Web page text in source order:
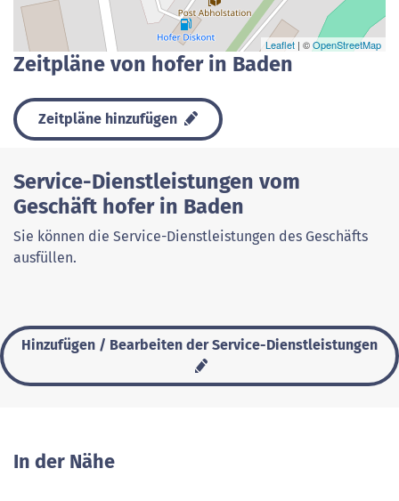
Leaflet | ©OpenStreetMap
Zeitpläne von hofer in Baden
Zeitpläne hinzufügen
Service-Dienstleistungen vom
Geschäft hofer in Baden
Sie können die Service-Dienstleistungen des Geschäfts
ausfüllen.
Hinzufügen / Bearbeiten der Service-Dienstleistungen
In der Nähe